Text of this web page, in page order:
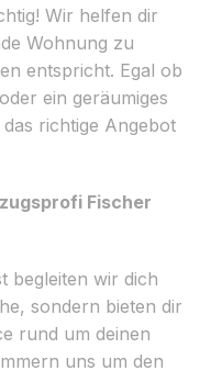
Wir helfen dir
Wohnung zu
entspricht. Egal ob
ein geräumiges
richtige Angebot
Fischer
begleiten wir dich
sondern bieten dir
rund um deinen
uns um den